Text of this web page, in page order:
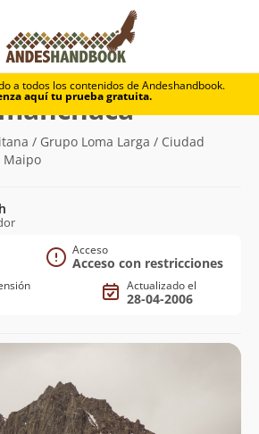
a todos los contenidos de Andeshandbook.
aquí tu prueba gratuita.
Camanchaca
(4.007m)
/ Grupo Loma Larga / Ciudad
Maipo
Acceso
Acceso con restricciones
Actualizado el
28-04-2006